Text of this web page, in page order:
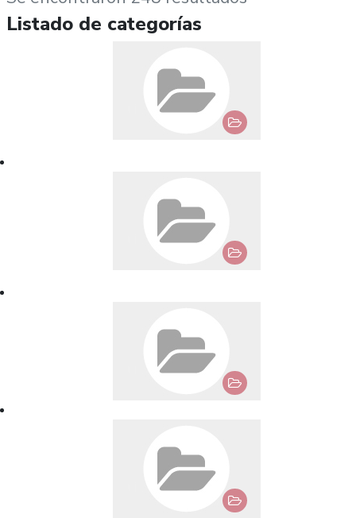
Listado de categorías